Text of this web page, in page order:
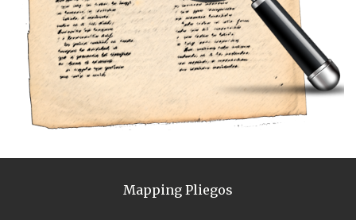
Mapping Pliegos